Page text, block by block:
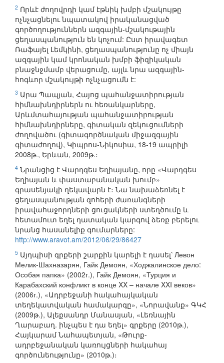
2 Որևէ ժողովրդի կամ էթնիկ խմբի մշակույթը
ոչնչացնելու նպատակով իրականացված
գործողություններն ազգային-մշակութային
ցեղասպանություն են կոչում: Ըստ իրավագետ
Ռաֆայել Լեմկինի, ցեղասպանությունը ոչ միայն
ազգային կամ կրոնական խմբի ֆիզիկական
բնաջնջմամբ վերացումը, այլև նրա ազգային-
հոգևոր մշակույթի ոչնչացումն է:
3 Արա Պապյան, Հայոց պահանջատիրության
հիմնախնդիրներն ու հեռանկարները,
Արևմտահայության պահանջատիրության
հիմնախնդիրները, գիտական զեկուցումների
ժողովածու (գիտագործնական միջազգային
գիտաժողով), Կիպրոս-Նիկոսիա, 18-19 ապրիլի
2008թ., Երևան, 2009թ.։
4 Նրանցից է Վարդգես Եղիայանը, որը «Վարդգես
Եղիայան և փաստաբանական խումբ»
գրասենյակի ղեկավարն է։ Նա նախաձեռնել է
ցեղասպանության զոհերի ժառանգների
իրավահաջորդների ցուցակների ստեղծումը և
հետամուտ եղել դատական կարգով ձեռք բերելու
նրանց հասանելիք գումարները:
http://www.aravot.am/2012/06/29/86427
5 Այդպիսի գրքերի շարքին կարելի է դասել՝ Левон
Мелик-Шахназарян, Гайк Демоян, «Ходжалинское дело:
Особая папка» (2002г.), Гайк Демоян, «Турция и
Карабахский конфликт в конце XX – начале XXI веков»
(2006г.), «Ադրբեջանի հակահայկական
տեղեկատվական համակարգը», «Նորավանք» ԳԿՀ
(2009թ.), Ալեքսանդր Մանասյան, «Լեռնային
Ղարաբաղ. ինչպես է դա եղել» գրքերը (2010թ.),
Հայկարամ Նահապետյան, «Թուրք-
ադրբեջանական կառույցների հակահայ
գործունեությունը» (2010թ.)։